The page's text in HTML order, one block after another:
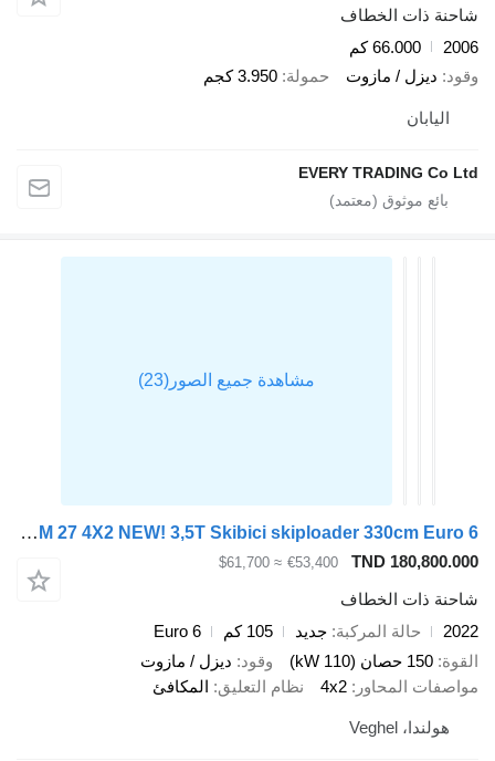
شاحنة ذات الخطاف
2006
66.000 كم
وقود ديزل / مازوت حمولة 3.950 كجم
اليابان
EVERY TRADING Co Ltd
Isuzu M 27 4X2 NEW! 3,5T Skibici skiploader 330cm Euro 6
TND 180,800.000
€53,400
≈ $61,700
شاحنة ذات الخطاف
2022
حالة المركبة جديد 105 كم
Euro 6
القوة 150 حصان (110 kW) وقود ديزل / مازوت
مواصفات المحاور
4x2 نظام التعليق المكافئ
هولندا، Veghel